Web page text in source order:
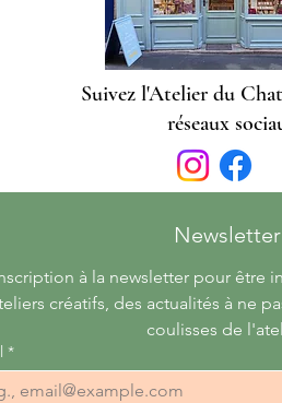
Suivez l'Atelier du
réseaux
à la newsletter pour être
créatifs, des actualités à ne
coulisses de
*